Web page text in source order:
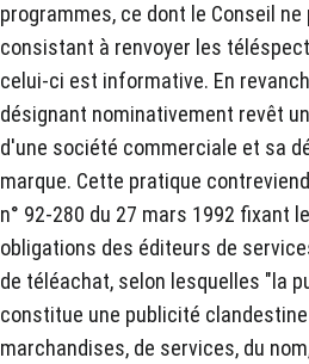
programmes, ce dont le Conseil
consistant à renvoyer les
celui-ci est informative. En
désignant nominativement revêt
d'une société commerciale et sa
marque. Cette pratique
n° 92-280 du 27 mars 1992 fixant
obligations des éditeurs de
de téléachat, selon lesquelles "la
constitue une publicité
marchandises, de services, du